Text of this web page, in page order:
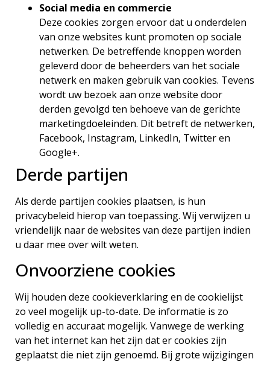
Social media en commercie
Deze cookies zorgen ervoor dat u onderdelen
van onze websites kunt promoten op sociale
netwerken. De betreffende knoppen worden
geleverd door de beheerders van het sociale
netwerk en maken gebruik van cookies. Tevens
wordt uw bezoek aan onze website door
derden gevolgd ten behoeve van de gerichte
marketingdoeleinden. Dit betreft de netwerken,
Facebook, Instagram, LinkedIn, Twitter en
Google+.
Derde partijen
Als derde partijen cookies plaatsen, is hun
privacybeleid hierop van toepassing. Wij verwijzen u
vriendelijk naar de websites van deze partijen indien
u daar mee over wilt weten.
Onvoorziene cookies
Wij houden deze cookieverklaring en de cookielijst
zo veel mogelijk up-to-date. De informatie is zo
volledig en accuraat mogelijk. Vanwege de werking
van het internet kan het zijn dat er cookies zijn
geplaatst die niet zijn genoemd. Bij grote wijzigingen